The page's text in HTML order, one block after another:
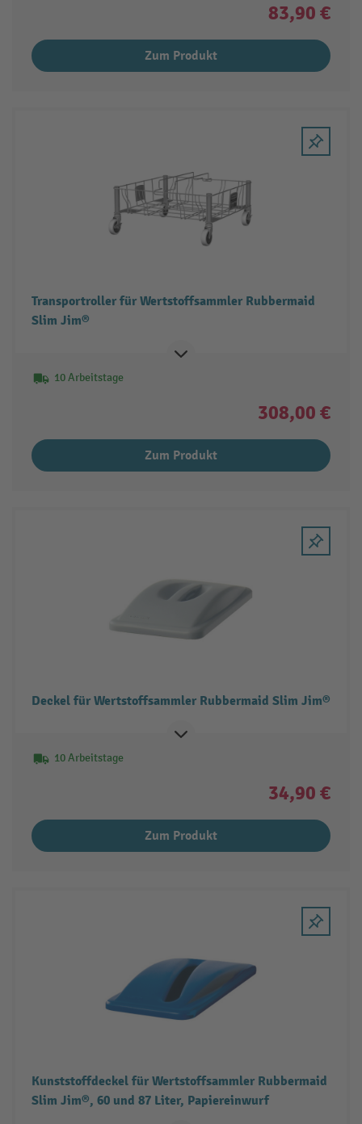
83,90 €
Zum Produkt
Transportroller für Wertstoffsammler Rubbermaid
Slim Jim®
10 Arbeitstage
308,00 €
Zum Produkt
Deckel für Wertstoffsammler Rubbermaid Slim Jim®
10 Arbeitstage
34,90 €
Zum Produkt
Kunststoffdeckel für Wertstoffsammler Rubbermaid
Slim Jim®, 60 und 87 Liter, Papiereinwurf